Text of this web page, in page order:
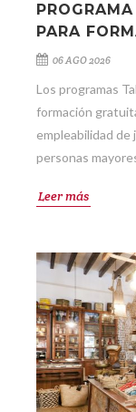
PARA
06 AGO 2026
Los programas
formación
empleabilidad de
personas
Leer más